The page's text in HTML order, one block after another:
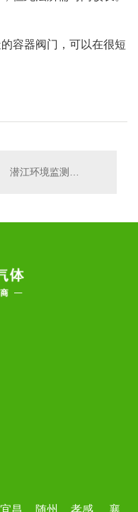
容器阀门，可以在很短
宜昌 随州 孝感 襄